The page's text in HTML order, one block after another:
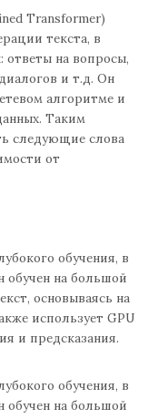
Transformer)
текста, в
ответы на вопросы,
и т.д. Он
алгоритме и
Таким
следующие слова
от
обучения, в
обучен на большой
основываясь на
использует GPU
и предсказания.
обучения, в
обучен на большой